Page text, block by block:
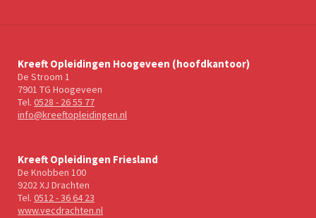
Kreeft Opleidingen Hoogeveen (hoofdkantoor)
De Stroom 1
7901 TG Hoogeveen
Tel. 0528 - 26 55 77
info@kreeftopleidingen.nl
Kreeft Opleidingen Friesland
De Knobben 100
9202 XJ Drachten
Tel. 0512 - 36 64 23
www.vecdrachten.nl